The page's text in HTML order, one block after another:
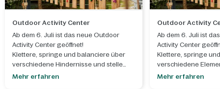
Outdoor Activity Center
Ab dem 6. Juli ist das neue Outdoor
Activity Center geöffnet!
Klettere, springe und balanciere über
verschiedene Hindernisse und stelle
dich den unterschiedlichen Parcours in
Mehr erfahren
Outdoor Activity
Ab dem 6. Juli ist
Activity Center
Klettere, springe
verschiedene
die
Mehr erfahren